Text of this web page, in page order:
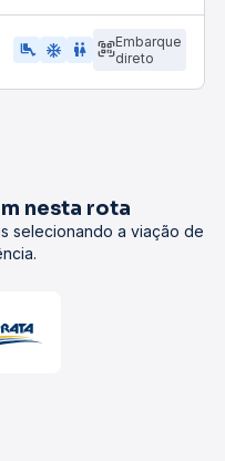
airline_seat_legroom_extra ac_unit WC
Embarque
direto
nesta rota
selecionando a viação de